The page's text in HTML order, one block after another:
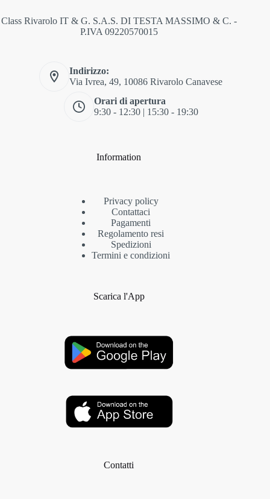
Class Rivarolo IT & G. S.A.S. DI TESTA MASSIMO & C. -
P.IVA 09220570015
Indirizzo:
Via Ivrea, 49, 10086 Rivarolo Canavese
Orari di apertura
9:30 - 12:30 | 15:30 - 19:30
Information
Privacy policy
Contattaci
Pagamenti
Regolamento resi
Spedizioni
Termini e condizioni
Scarica l'App
Contatti